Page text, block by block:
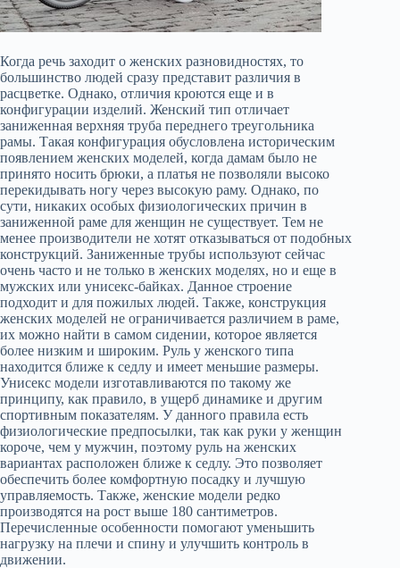
Когда речь заходит о женских разновидностях, то
большинство людей сразу представит различия в
расцветке. Однако, отличия кроются еще и в
конфигурации изделий. Женский тип отличает
заниженная верхняя труба переднего треугольника
рамы. Такая конфигурация обусловлена историческим
появлением женских моделей, когда дамам было не
принято носить брюки, а платья не позволяли высоко
перекидывать ногу через высокую раму. Однако, по
сути, никаких особых физиологических причин в
заниженной раме для женщин не существует. Тем не
менее производители не хотят отказываться от подобных
конструкций. Заниженные трубы используют сейчас
очень часто и не только в женских моделях, но и еще в
мужских или унисекс-байках. Данное строение
подходит и для пожилых людей. Также, конструкция
женских моделей не ограничивается различием в раме,
их можно найти в самом сидении, которое является
более низким и широким. Руль у женского типа
находится ближе к седлу и имеет меньшие размеры.
Унисекс модели изготавливаются по такому же
принципу, как правило, в ущерб динамике и другим
спортивным показателям. У данного правила есть
физиологические предпосылки, так как руки у женщин
короче, чем у мужчин, поэтому руль на женских
вариантах расположен ближе к седлу. Это позволяет
обеспечить более комфортную посадку и лучшую
управляемость. Также, женские модели редко
производятся на рост выше 180 сантиметров.
Перечисленные особенности помогают уменьшить
нагрузку на плечи и спину и улучшить контроль в
движении.